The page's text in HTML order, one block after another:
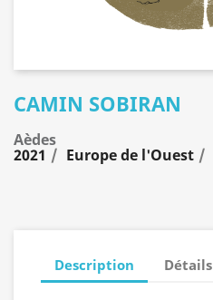
CAMIN SOBIRAN
Aèdes
2021 Europe de l'Ouest
Description Détails